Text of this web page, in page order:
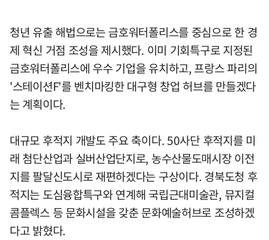
청년 유출 해법으로는 금호워터폴리스를 중심으로 한 경
제 혁신 거점 조성을 제시했다. 이미 기회특구로 지정된
금호워터폴리스에 우수 기업을 유치하고, 프랑스 파리의
'스테이션F'를 벤치마킹한 대구형 창업 허브를 만들겠다
는 계획이다.
대규모 후적지 개발도 주요 축이다. 50사단 후적지를 미
래 첨단산업과 실버산업단지로, 농수산물도매시장 이전
지를 팔달신도시로 재편하겠다는 구상이다. 경북도청 후
적지는 도심융합특구와 연계해 국립근대미술관, 뮤지컬
콤플렉스 등 문화시설을 갖춘 문화예술허브로 조성하겠
다고 밝혔다.